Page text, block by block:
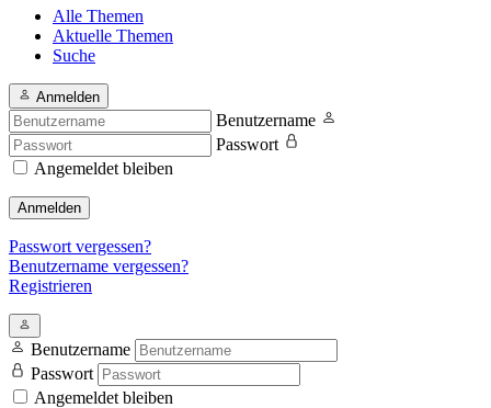
Alle Themen
Aktuelle Themen
Suche
Anmelden
Benutzername
Passwort
Angemeldet bleiben
Anmelden
Passwort vergessen?
Benutzername vergessen?
Registrieren
Benutzername
Passwort
Angemeldet bleiben